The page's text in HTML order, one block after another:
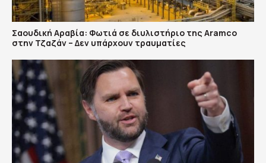
Σαουδική Αραβία: Φωτιά σε διυλιστήριο της Aramco
στην Τζαζάν – Δεν υπάρχουν τραυματίες